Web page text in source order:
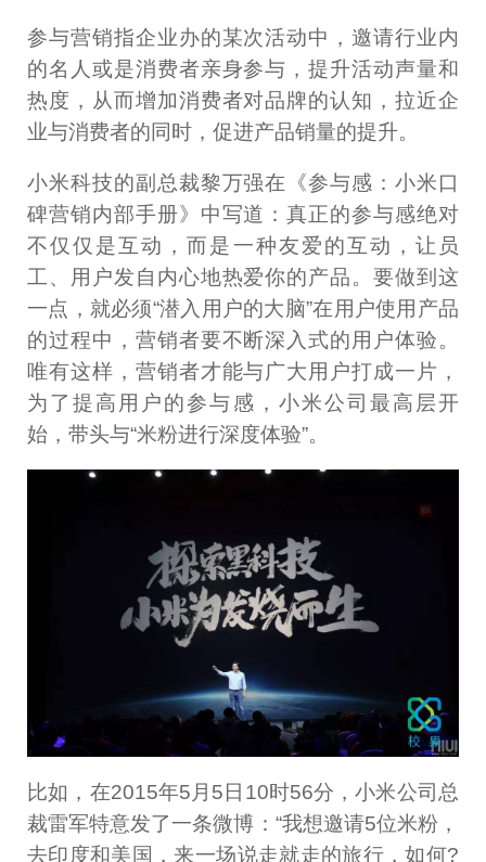
参与营销指企业办的某次活动中，邀请行业内
的名人或是消费者亲身参与，提升活动声量和
热度，从而增加消费者对品牌的认知，拉近企
业与消费者的同时，促进产品销量的提升。
小米科技的副总裁黎万强在《参与感：小米口
碑营销内部手册》中写道：真正的参与感绝对
不仅仅是互动，而是一种友爱的互动，让员
工、用户发自内心地热爱你的产品。要做到这
一点，就必须“潜入用户的大脑”在用户使用产品
的过程中，营销者要不断深入式的用户体验。
唯有这样，营销者才能与广大用户打成一片，
为了提高用户的参与感，小米公司最高层开
始，带头与“米粉进行深度体验”。
比如，在2015年5月5日10时56分，小米公司总
裁雷军特意发了一条微博：“我想邀请5位米粉，
去印度和美国，来一场说走就走的旅行，如何?